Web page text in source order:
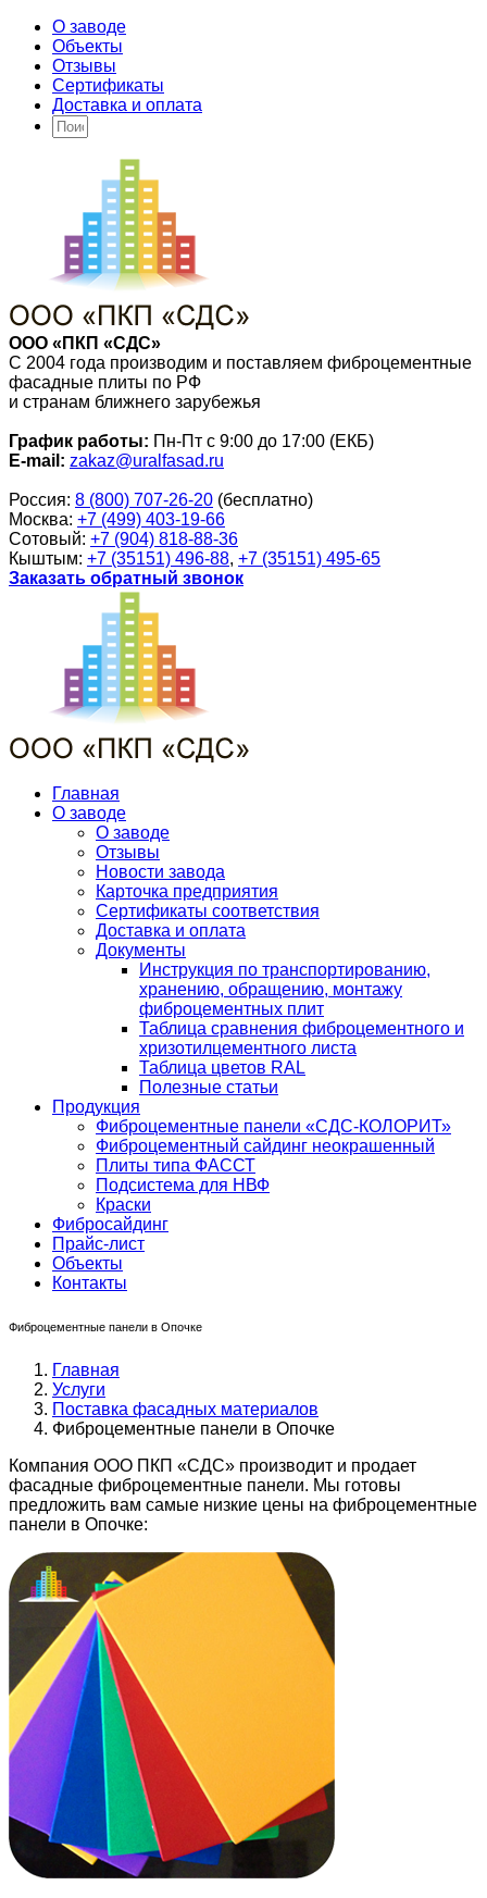
О заводе
Объекты
Отзывы
Сертификаты
Доставка и оплата
ООО «ПКП «СДС»
С 2004 года производим и поставляем фиброцементные
фасадные плиты по РФ
и странам ближнего зарубежья
График работы: Пн-Пт с 9:00 до 17:00 (ЕКБ)
E-mail: zakaz@uralfasad.ru
Россия: 8 (800) 707-26-20 (бесплатно)
Москва: +7 (499) 403-19-66
Сотовый: +7 (904) 818-88-36
Кыштым: +7 (35151) 496-88, +7 (35151) 495-65
Заказать обратный звонок
Главная
О заводе
О заводе
Отзывы
Новости завода
Карточка предприятия
Сертификаты соответствия
Доставка и оплата
Документы
Инструкция по транспортированию,
хранению, обращению, монтажу
фиброцементных плит
Таблица сравнения фиброцементного и
хризотилцементного листа
Таблица цветов RAL
Полезные статьи
Продукция
Фиброцементные панели «СДС-КОЛОРИТ»
Фиброцементный сайдинг неокрашенный
Плиты типа ФАССТ
Подсистема для НВФ
Краски
Фибросайдинг
Прайс-лист
Объекты
Контакты
Фиброцементные панели в Опочке
Главная
Услуги
Поставка фасадных материалов
Фиброцементные панели в Опочке
Компания ООО ПКП «СДС» производит и продает
фасадные фиброцементные панели. Мы готовы
предложить вам самые низкие цены на фиброцементные
панели в Опочке: